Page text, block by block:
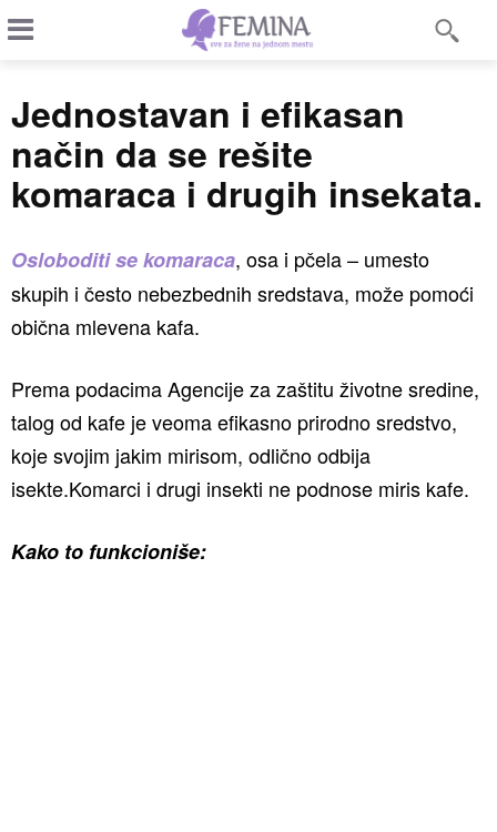
Jednostavan i efikasan
način da se rešite
komaraca i drugih insekata.
Osloboditi se komaraca, osa i pčela – umesto
skupih i često nebezbednih sredstava, može pomoći
obična mlevena kafa.
Prema podacima Agencije za zaštitu životne sredine,
talog od kafe je veoma efikasno prirodno sredstvo,
koje svojim jakim mirisom, odlično odbija
isekte.Komarci i drugi insekti ne podnose miris kafe.
Kako to funkcioniše: